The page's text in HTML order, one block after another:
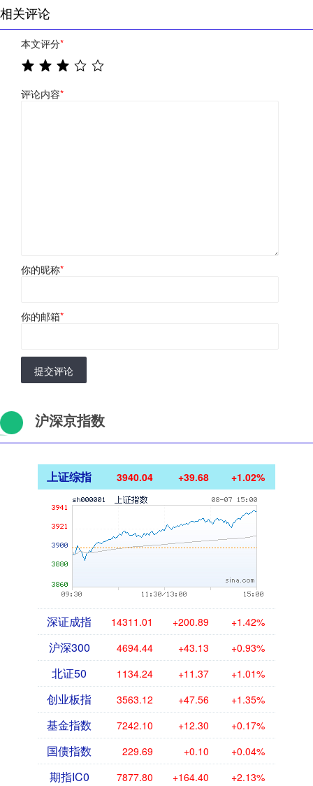
相关评论
本文评分*
评论内容*
你的昵称*
你的邮箱*
提交评论
沪深京指数
上证综指 3940.04 +39.68 +1.02%
深证成指 14311.01 +200.89 +1.42%
沪深300 4694.44 +43.13 +0.93%
北证50 1134.24 +11.37 +1.01%
创业板指 3563.12 +47.56 +1.35%
基金指数 7242.10 +12.30 +0.17%
国债指数 229.69 +0.10 +0.04%
期指IC0 7877.80 +164.40 +2.13%